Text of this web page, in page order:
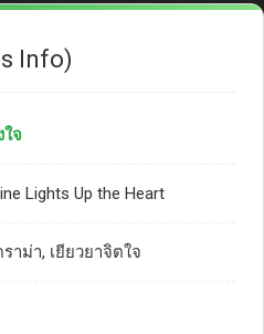
Info)
จ
Lights Up the Heart
าม่า, เยียวยาจิตใจ